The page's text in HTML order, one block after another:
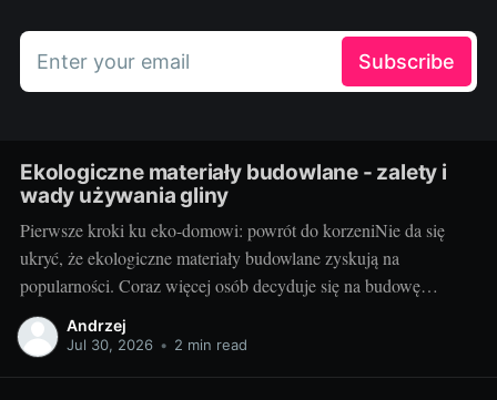
Enter your email Subscribe
Ekologiczne materiały budowlane - zalety i
wady używania gliny
Pierwsze kroki ku eko-domowi: powrót do korzeniNie da się
ukryć, że ekologiczne materiały budowlane zyskują na
popularności. Coraz więcej osób decyduje się na budowę
domów z takich surowców jak glina, szukając nie tylko
oszczędności, ale również najbardziej naturalnego rozwiązania
Andrzej
Jul 30, 2026 • 2 min read